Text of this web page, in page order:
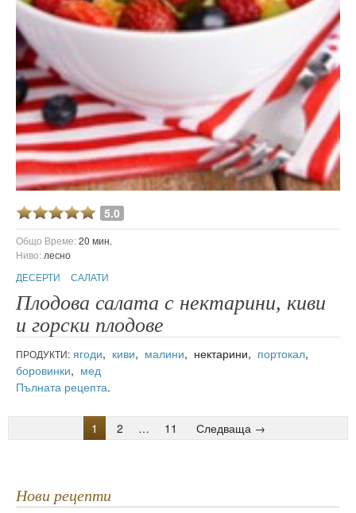
5.0
Общо Време:20 мин.
Ниво: лесно
ДЕСЕРТИ
САЛАТИ
Плодова салата с нектарини, киви
и горски плодове
ПРОДУКТИ: ягоди, киви, малини, нектарини, портокал,
боровинки, мед
Пълната рецепта.
1 2 … 11 Следваща →
Нови рецепти